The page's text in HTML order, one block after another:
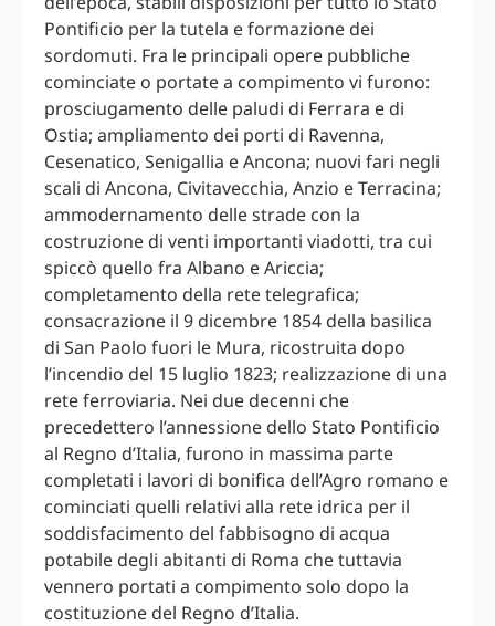
Pontificio per la tutela e formazione dei
sordomuti. Fra le principali opere pubbliche
cominciate o portate a compimento vi furono:
prosciugamento delle paludi di Ferrara e di
Ostia; ampliamento dei porti di Ravenna,
Cesenatico, Senigallia e Ancona; nuovi fari negli
scali di Ancona, Civitavecchia, Anzio e Terracina;
ammodernamento delle strade con la
costruzione di venti importanti viadotti, tra cui
spiccò quello fra Albano e Ariccia;
completamento della rete telegrafica;
consacrazione il 9 dicembre 1854 della basilica
di San Paolo fuori le Mura, ricostruita dopo
l’incendio del 15 luglio 1823; realizzazione di una
rete ferroviaria. Nei due decenni che
precedettero l’annessione dello Stato Pontificio
al Regno d’Italia, furono in massima parte
completati i lavori di bonifica dell’Agro romano e
cominciati quelli relativi alla rete idrica per il
soddisfacimento del fabbisogno di acqua
potabile degli abitanti di Roma che tuttavia
vennero portati a compimento solo dopo la
costituzione del Regno d’Italia.